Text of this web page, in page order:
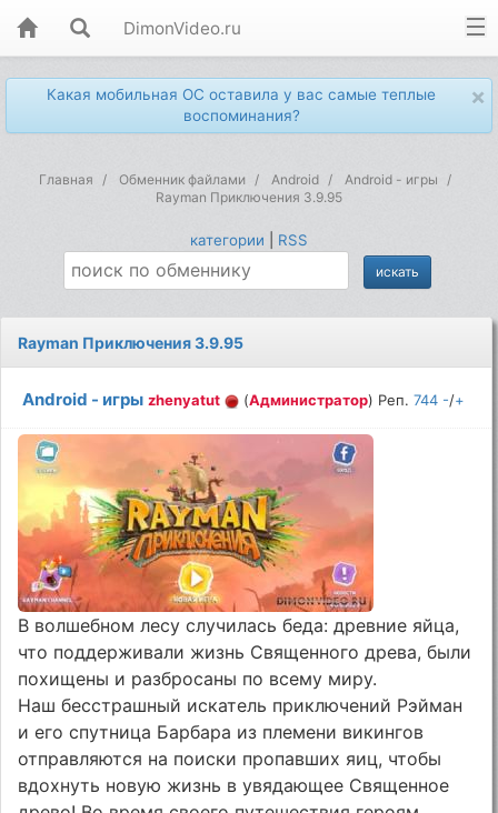
DimonVideo.ru
×
Какая мобильная ОС оставила у вас самые теплые
воспоминания?
Главная Обменник файлами Android
Android - игры
Rayman Приключения 3.9.95
категории RSS
Rayman Приключения 3.9.95
Android - игры zhenyatut (Администратор) Реп.744 -/+
В волшебном лесу случилась беда: древние яйца,
что поддерживали жизнь Священного древа, были
похищены и разбросаны по всему миру.
Наш бесстрашный искатель приключений Рэйман
и его спутница Барбара из племени викингов
отправляются на поиски пропавших яиц, чтобы
вдохнуть новую жизнь в увядающее Священное